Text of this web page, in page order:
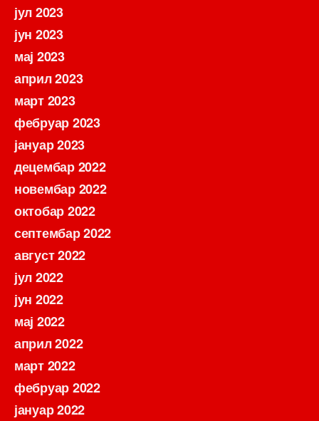
јул 2023
јун 2023
мај 2023
април 2023
март 2023
фебруар 2023
јануар 2023
децембар 2022
новембар 2022
октобар 2022
септембар 2022
август 2022
јул 2022
јун 2022
мај 2022
април 2022
март 2022
фебруар 2022
јануар 2022